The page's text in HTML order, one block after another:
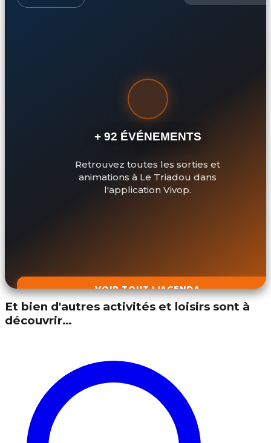
+ 92 ÉVÉNEMENTS
Retrouvez toutes les sorties et
animations à Le Triadou dans
l'application Vivop.
VOIR TOUT L'AGENDA
Et bien d'autres activités et loisirs sont à
découvrir…